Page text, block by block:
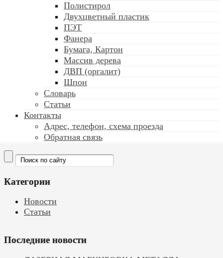
Полистирол
Двухцветный пластик
ПЭТ
Фанера
Бумага, Картон
Массив дерева
ДВП (оргалит)
Шпон
Словарь
Статьи
Контакты
Адрес, телефон, схема проезда
Обратная связь
Категории
Новости
Статьи
Последние новости